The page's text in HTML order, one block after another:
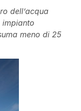
dell’acqua
meno di 25